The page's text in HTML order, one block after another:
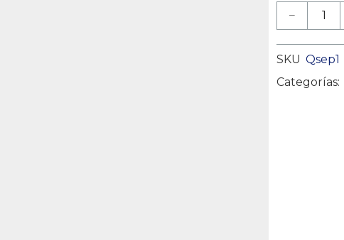
SKU Qsep1
Categorías: